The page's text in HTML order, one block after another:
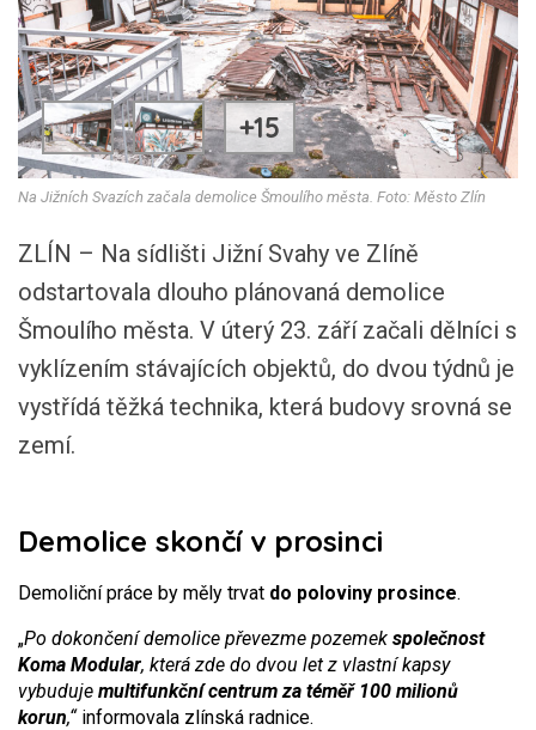
+15
Na Jižních Svazích začala demolice Šmoulího města. Foto: Město Zlín
ZLÍN – Na sídlišti Jižní Svahy ve Zlíně
odstartovala dlouho plánovaná demolice
Šmoulího města. V úterý 23. září začali dělníci s
vyklízením stávajících objektů, do dvou týdnů je
vystřídá těžká technika, která budovy srovná se
zemí.
Demolice skončí v prosinci
Demoliční práce by měly trvat do poloviny prosince.
„Po dokončení demolice převezme pozemek společnost
Koma Modular, která zde do dvou let z vlastní kapsy
vybuduje multifunkční centrum za téměř 100 milionů
korun,“informovala zlínská radnice.